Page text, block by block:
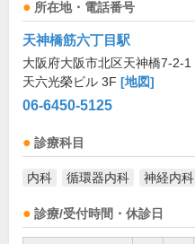
所在地・電話番号
天神橋筋六丁目駅
大阪府大阪市北区天神橋7-2-1
天六光榮ビル 3F [地図]
06-6450-5125
診療科目
内科 循環器内科 神経内科
診療/受付時間・休診日